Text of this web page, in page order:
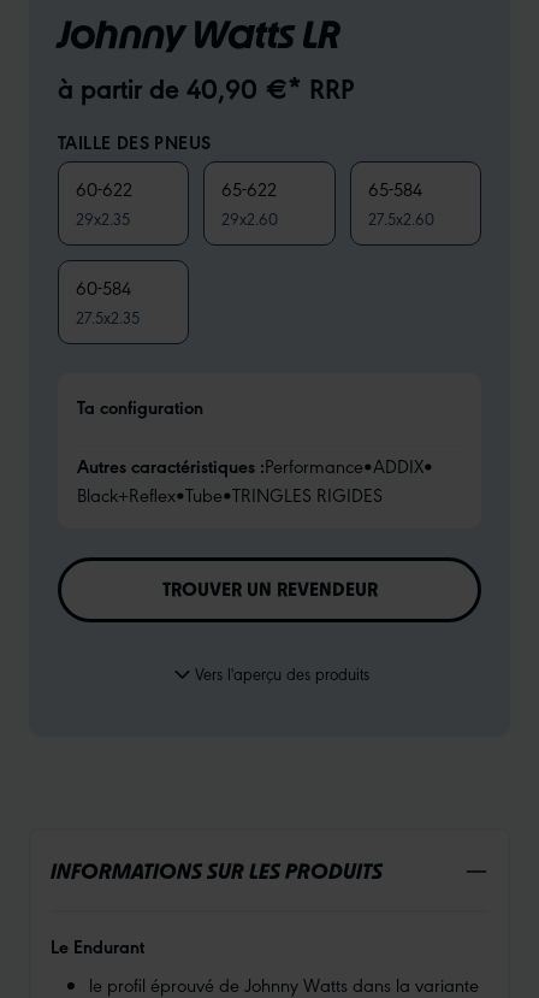
Johnny Watts LR
à partir de 40,90 €* RRP
TAILLE DES PNEUS
60-622
29x2.35
65-622
29x2.60
65-584
27.5x2.60
60-584
27.5x2.35
Ta configuration
Autres caractéristiques :Performance•ADDIX•
Black+Reflex•Tube•TRINGLES RIGIDES
TROUVER UN REVENDEUR
Vers l'aperçu des produits
INFORMATIONS SUR LES PRODUITS
Le Endurant
le profil éprouvé de Johnny Watts dans la variante